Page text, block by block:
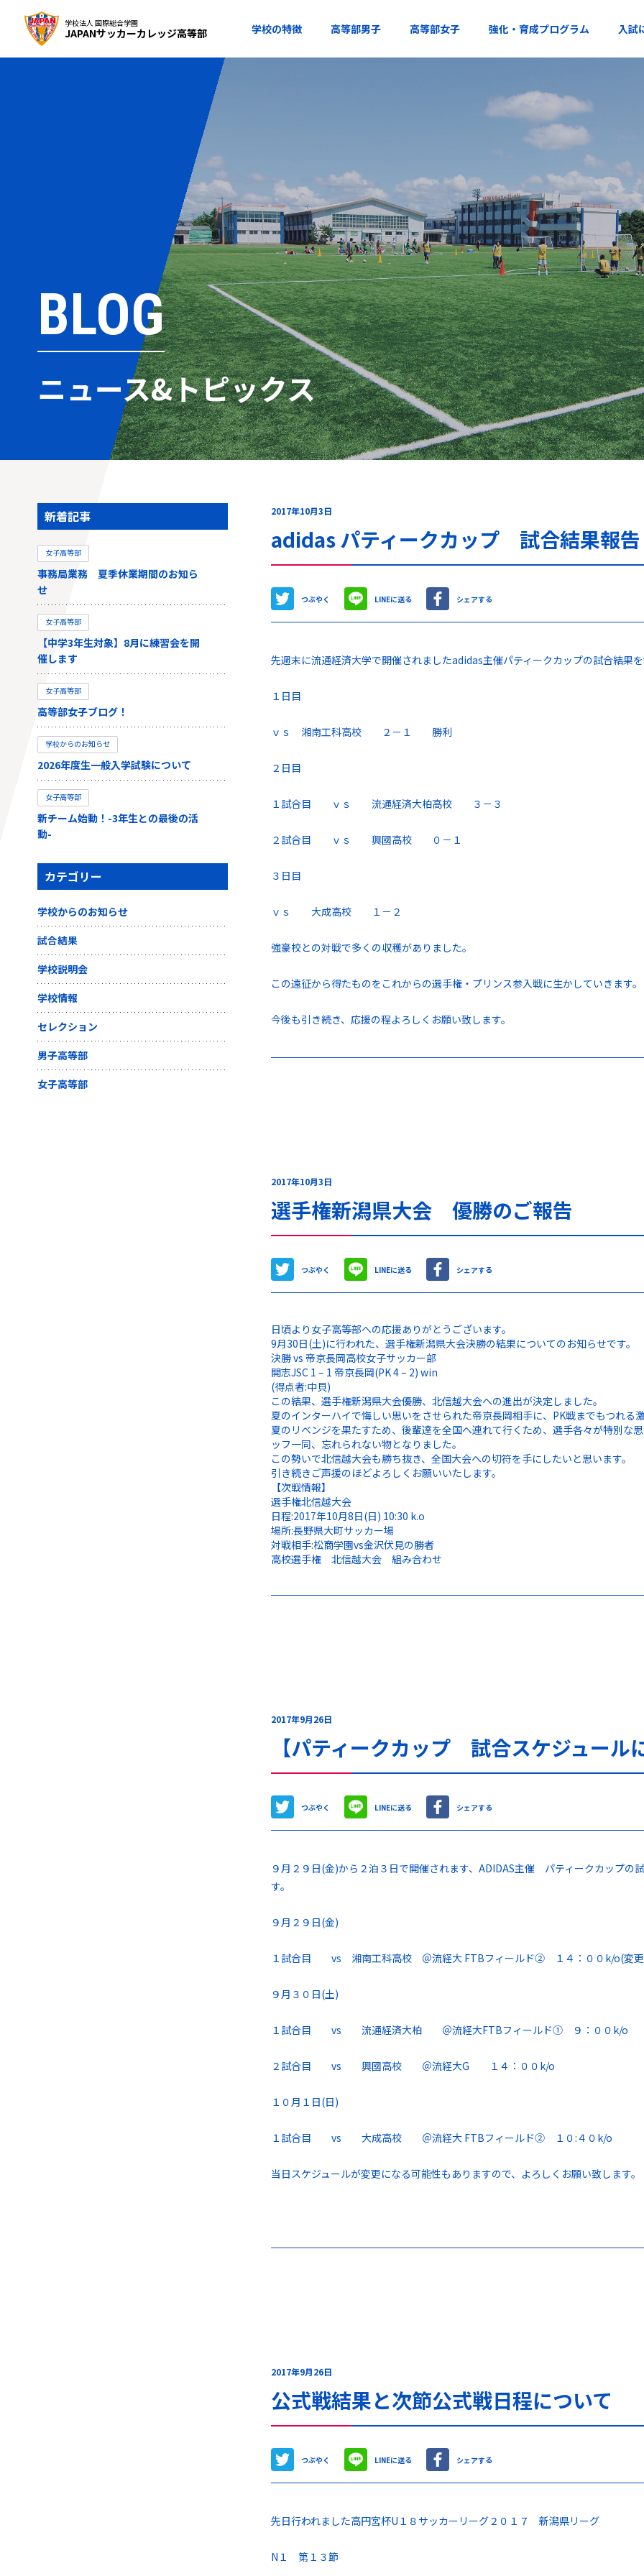
学校法人 国際総合学園
JAPANサッカーカレッジ高等部 学校の特徴 高等部男子 高等部女子 強化・育成プログラム 入試
BLOG
ニュース&トピックス
2017年10月3日
adidas パティークカップ 試合結果報告
つぶやく LINEに送る シェアする
先週末に流通経済大学で開催されましたadidas主催パティークカップの試合結果を
１日目
ｖｓ 湘南工科高校 ２－１ 勝利
２日目
１試合目 ｖｓ 流通経済大柏高校 ３－３
２試合目 ｖｓ 興國高校 ０－１
３日目
ｖｓ 大成高校 １－２
強豪校との対戦で多くの収穫がありました。
この遠征から得たものをこれからの選手権・プリンス参入戦に生かしていきます。
今後も引き続き、応援の程よろしくお願い致します。
2017年10月3日
選手権新潟県大会 優勝のご報告
つぶやく LINEに送る シェアする
日頃より女子高等部への応援ありがとうございます。
9月30日(土)に行われた、選手権新潟県大会決勝の結果についてのお知らせです。
決勝 vs 帝京長岡高校女子サッカー部
開志JSC 1 – 1 帝京長岡(PK 4 – 2) win
(得点者:中貝)
この結果、選手権新潟県大会優勝、北信越大会への進出が決定しました。
夏のインターハイで悔しい思いをさせられた帝京長岡相手に、PK戦までもつれる
夏のリベンジを果たすため、後輩達を全国へ連れて行くため、選手各々が特別な
ッフ一同、忘れられない物となりました。
この勢いで北信越大会も勝ち抜き、全国大会への切符を手にしたいと思います。
引き続きご声援のほどよろしくお願いいたします。
【次戦情報】
選手権北信越大会
日程:2017年10月8日(日) 10:30 k.o
場所:長野県大町サッカー場
対戦相手:松商学園vs金沢伏見の勝者
高校選手権 北信越大会 組み合わせ
2017年9月26日
【パティークカップ 試合スケジュール
つぶやく LINEに送る シェアする
９月２９日(金)から２泊３日で開催されます、ADIDAS主催 パティークカップの
す。
９月２９日(金)
１試合目 vs 湘南工科高校 ＠流経大 FTBフィールド② １４：００k/o(変更
９月３０日(土)
１試合目 vs 流通経済大柏 ＠流経大FTBフィールド① ９：００k/o
２試合目 vs 興國高校 ＠流経大G １４：００k/o
１０月１日(日)
１試合目 vs 大成高校 ＠流経大 FTBフィールド② １０:４０k/o
当日スケジュールが変更になる可能性もありますので、よろしくお願い致します。
2017年9月26日
公式戦結果と次節公式戦日程について
つぶやく LINEに送る シェアする
先日行われました高円宮杯U１８サッカーリーグ２０１７ 新潟県リーグ
N１ 第１３節
新着記事
女子高等部
事務局業務 夏季休業期間のお知ら
せ
女子高等部
【中学3年生対象】8月に練習会を開
催します
女子高等部
高等部女子ブログ！
学校からのお知らせ
2026年度生一般入学試験について
女子高等部
新チーム始動！-3年生との最後の活
動-
カテゴリー
学校からのお知らせ
試合結果
学校説明会
学校情報
セレクション
男子高等部
女子高等部